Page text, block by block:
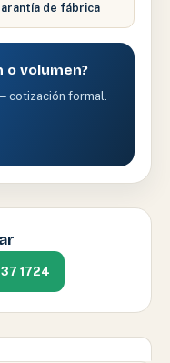
de fábrica
o volumen?
cotización formal.
1724